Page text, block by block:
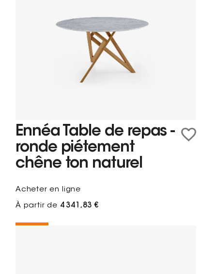
Ennéa Table de repas -
ronde piétement
chêne ton naturel
Acheter en ligne
À partir de 4 341,83 €